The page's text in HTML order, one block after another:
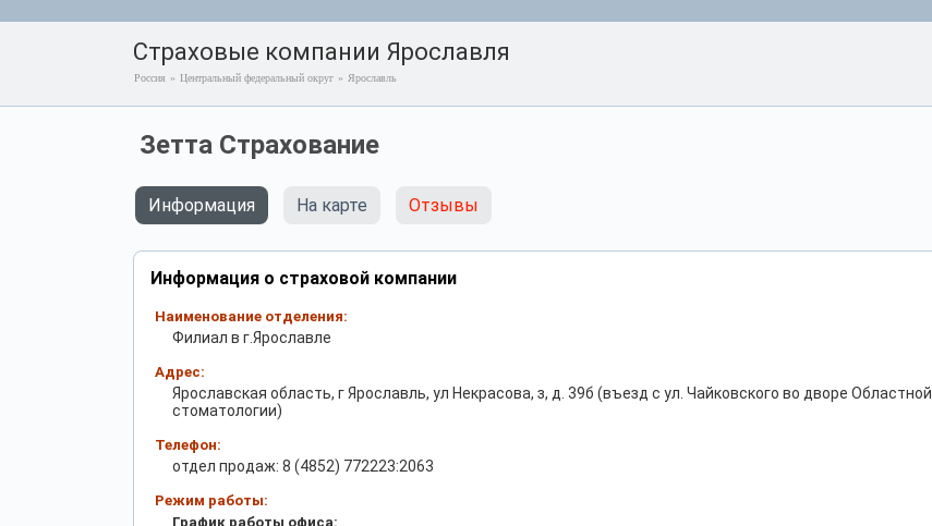
Страховые компании Ярославля
Россия » Центральный федеральный округ » Ярославль
Зетта Страхование
Информация На карте Отзывы
Информация о страховой компании
Наименование отделения:
Филиал в г.Ярославле
Адрес:
Ярославская область, г Ярославль, ул Некрасова, з, д. 39б (въезд с ул. Чайковского во дворе Областной
стоматологии)
Телефон:
отдел продаж: 8 (4852) 772223:2063
Режим работы:
График работы офиса: